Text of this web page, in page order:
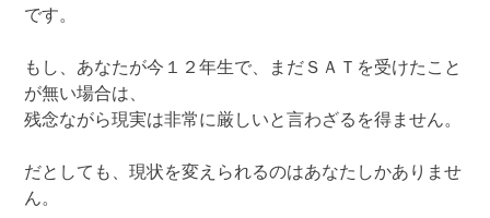
です。
もし、あなたが今１２年生で、まだＳＡＴを受けたこと
が無い場合は、
残念ながら現実は非常に厳しいと言わざるを得ません。
だとしても、現状を変えられるのはあなたしかありませ
ん。